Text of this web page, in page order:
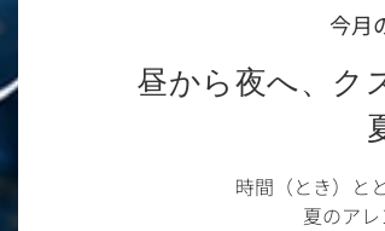
今月
昼から夜へ、ク
時間（とき）と
夏のアレ